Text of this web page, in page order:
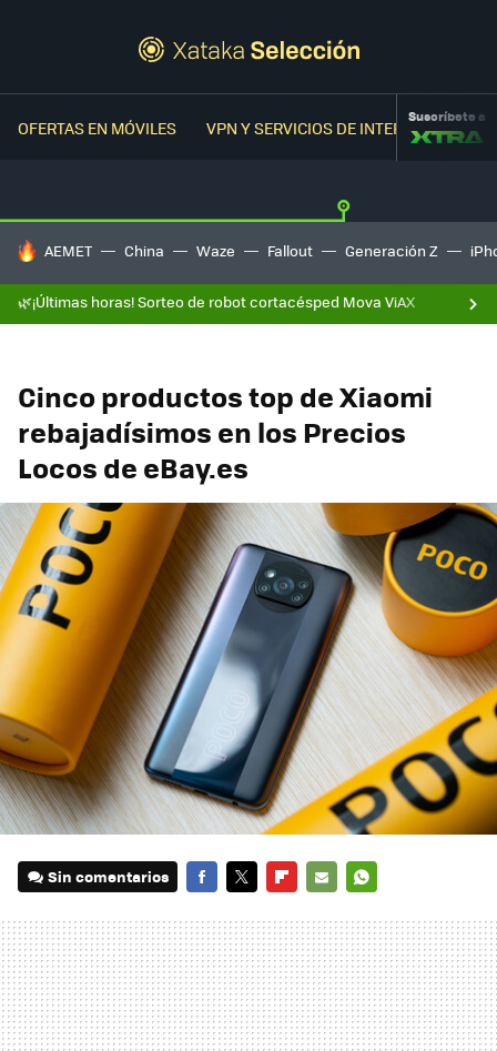
OFERTAS EN MÓVILES VPN Y SERVICIOS DE INTERNETSuscríbete a
HOY SE HABLA DE
AEMET China Waze Fallout Generación Z
🌿¡Últimas horas! Sorteo de robot cortacésped Mova ViAX
Cinco productos top de Xiaomi
rebajadísimos en los Precios
Locos de eBay.es
Sin comentarios
MAIL